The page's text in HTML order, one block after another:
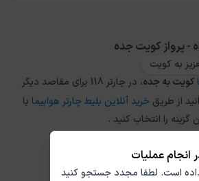
انجام عملیات
است. لطفا مجدد جستجو کنید
- پرواز کویت جده
به کویت
کویتبهجده
، در چارتر 118 برای مقاصد دیگر
از طریق خرید آنلاین بلیط چارتر هواپیما با
را انتخاب کنید .